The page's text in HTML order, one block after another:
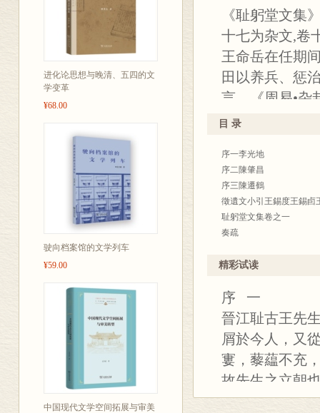
进化论思想与晚清、五四的文
学变革
¥68.00
驶向档案馆的文学列车
¥59.00
中国现代文学空间拓展与审美
光地之密疏闽
◎ 专家点校，
本书点校者为
志学会副会长
籍整理出版专
审、定稿工作
河全书》《洪
等。
2005年3月，
列为国民经济
式成立“泉州地
于全国各大图
书目》二百六
一百八十余种
二百五十余种
《耻躬堂文集
十七为杂文,卷
王命岳在任期
田以养兵、惩
言。《周易•杂
甚盛,命岳自牗
句，如读《简
淫，甚于丘麻
的社会、政治
目 录
序一李光地
序二陳肇昌
序三陳遷鶴
徵遺文小引王錫度王錫卣
耻躬堂文集卷之一
奏疏
論吏治不清皆由舉劾不當
駁參部覆王尚書銓政第十
請勅設法捕蝗疏
耻躬堂文集卷之二
奏疏
漕弊疏
乞速遣閩省學臣疏
精彩试读
序 一
晉江耻古王先
屑於今人，又
寠，藜藴不充
故先生之立朝
俗之大，至于